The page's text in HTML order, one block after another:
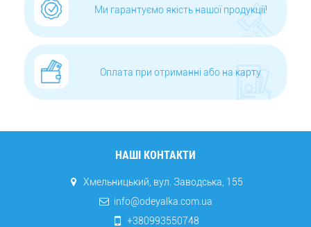
Ми гарантуємо якість нашої продукції!
Оплата при отриманні або на карту
НАШІ КОНТАКТИ
Хмельницький, вул. Заводська, 155
info@odeyalka.com.ua
+380993550748